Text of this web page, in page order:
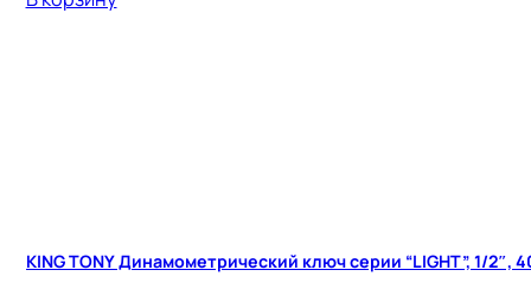
KING TONY Динамометрический ключ серии “LIGHT”, 1/